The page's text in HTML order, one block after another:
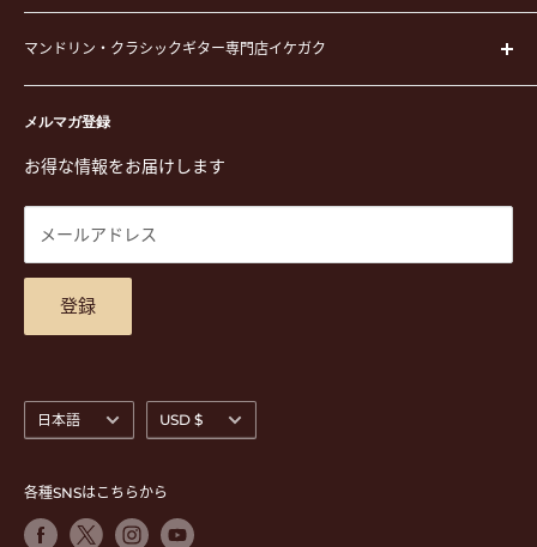
弦
ピック
演奏用品
ステーショナリー&アクセサリー
楽譜
DVD
チケット
楽器レンタル
運営会社
イケガクについて
お買い物ガイド
特定商取引法に基づく表示
プライバシーポリシー
商品検索
お問合せ
アクセスマップ
メルマガ登録
お得な情報をお届けします
メールアドレス
登録
マンドリン・クラシックギター専門店イケガク
TEL. 03-5952-1391 / FAX. 03-5952-1392
営業時間 月-水,金,土 11:00-19:00 / 日,祝 11:00-18:00 (木曜定
休)
語
日本語
貨
USD $
各種SNSはこちらから